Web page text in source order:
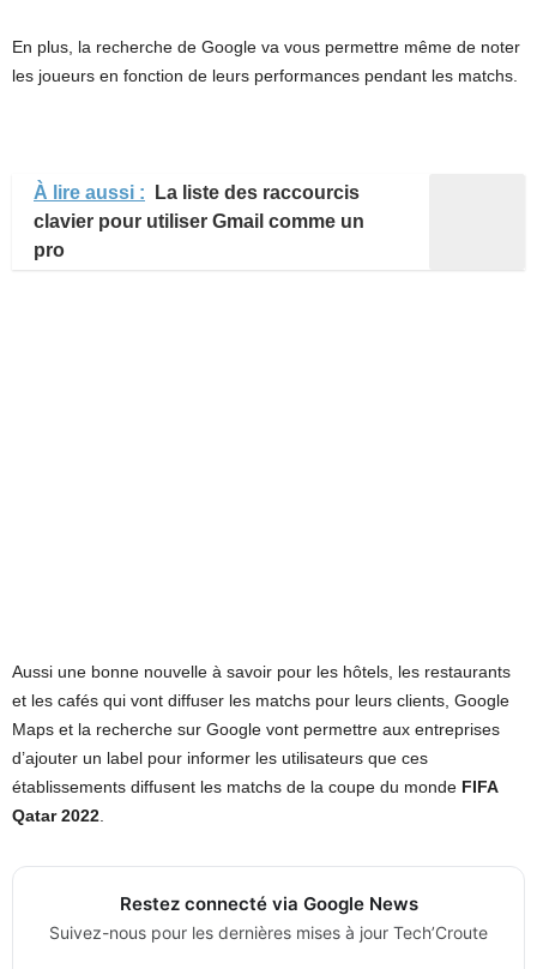
En plus, la recherche de Google va vous permettre même de noter
les joueurs en fonction de leurs performances pendant les matchs.
À lire aussi :
La liste des raccourcis
clavier pour utiliser Gmail comme un
pro
Aussi une bonne nouvelle à savoir pour les hôtels, les restaurants
et les cafés qui vont diffuser les matchs pour leurs clients, Google
Maps et la recherche sur Google vont permettre aux entreprises
d’ajouter un label pour informer les utilisateurs que ces
établissements diffusent les matchs de la coupe du monde FIFA
Qatar 2022
Restez connecté via Google News
Suivez-nous pour les dernières mises à jour Tech’Croute